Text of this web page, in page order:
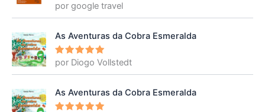
Avalia
ção3
por google travel
As Aventuras da Cobra Esmeralda
Avaliação
5
por Diogo Vollstedt
As Aventuras da Cobra Esmeralda